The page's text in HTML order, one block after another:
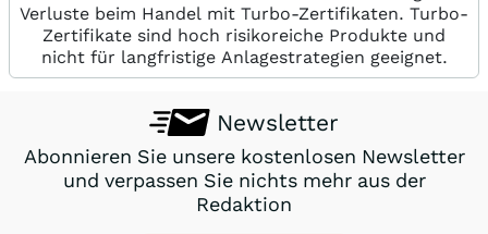
Verluste beim Handel mit Turbo-Zertifikaten. Turbo-
Zertifikate sind hoch risikoreiche Produkte und
nicht für langfristige Anlagestrategien geeignet.
Newsletter
Abonnieren Sie unsere kostenlosen Newsletter
und verpassen Sie nichts mehr aus der
Redaktion